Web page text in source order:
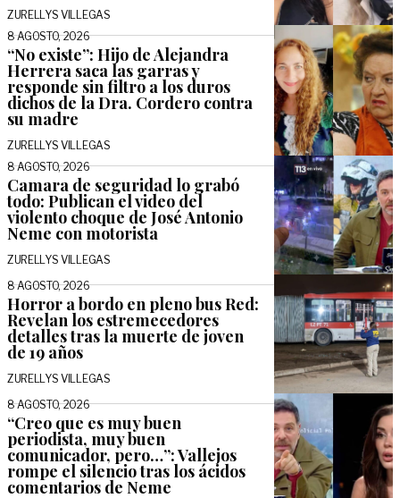
ZURELLYS VILLEGAS
8 AGOSTO, 2026
“No existe”: Hijo de Alejandra
Herrera saca las garras y
responde sin filtro a los duros
dichos de la Dra. Cordero contra
su madre
ZURELLYS VILLEGAS
8 AGOSTO, 2026
Camara de seguridad lo grabó
todo: Publican el video del
violento choque de José Antonio
Neme con motorista
ZURELLYS VILLEGAS
8 AGOSTO, 2026
Horror a bordo en pleno bus Red:
Revelan los estremecedores
detalles tras la muerte de joven
de 19 años
ZURELLYS VILLEGAS
8 AGOSTO, 2026
“Creo que es muy buen
periodista, muy buen
comunicador, pero…”: Vallejos
rompe el silencio tras los ácidos
comentarios de Neme